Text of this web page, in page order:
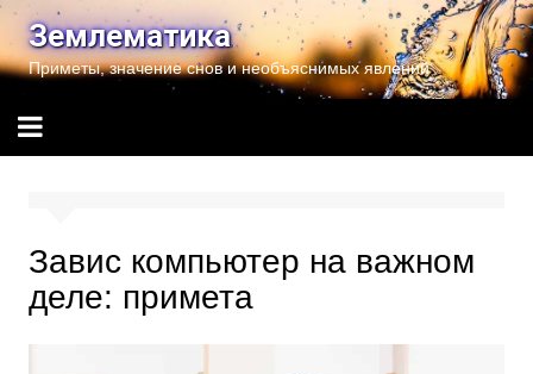
Перейти
содержимому
Землематика
Приметы, значение снов и необъяснимых явлений
Завис компьютер на важном
деле: примета